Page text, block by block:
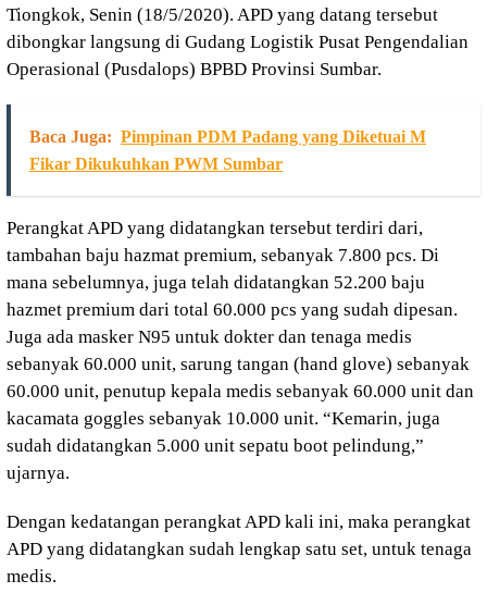
Tiongkok, Senin (18/5/2020). APD yang datang tersebut
dibongkar langsung di Gudang Logistik Pusat Pengendalian
Operasional (Pusdalops) BPBD Provinsi Sumbar.
Baca Juga: Pimpinan PDM Padang yang Diketuai M
Fikar Dikukuhkan PWM Sumbar
Perangkat APD yang didatangkan tersebut terdiri dari,
tambahan baju hazmat premium, sebanyak 7.800 pcs. Di
mana sebelumnya, juga telah didatangkan 52.200 baju
hazmet premium dari total 60.000 pcs yang sudah dipesan.
Juga ada masker N95 untuk dokter dan tenaga medis
sebanyak 60.000 unit, sarung tangan (hand glove) sebanyak
60.000 unit, penutup kepala medis sebanyak 60.000 unit dan
kacamata goggles sebanyak 10.000 unit. “Kemarin, juga
sudah didatangkan 5.000 unit sepatu boot pelindung,”
ujarnya.
Dengan kedatangan perangkat APD kali ini, maka perangkat
APD yang didatangkan sudah lengkap satu set, untuk tenaga
medis.